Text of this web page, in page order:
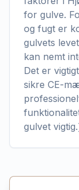
for gulve.
og fugt er
gulvets
kan nemt
Det er
sikre CE-
gulvet